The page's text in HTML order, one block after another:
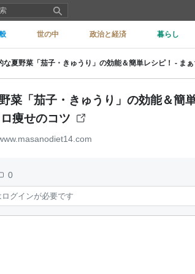
世の中 政治と経済 暮らし
菜「茄子・きゅうり」の効能＆簡
痩せのコツ
0
グインが必要です